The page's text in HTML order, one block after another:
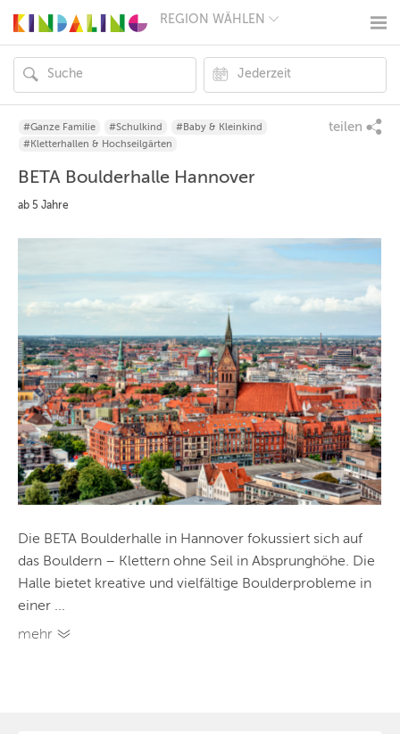
REGION WÄHLEN
MÜNCHEN
HAMBURG
FRANKFURT
KÖLN
DÜSSELDORF
STUTTGART
HANNOVER
ANDERE
#Ganze Familie #Schulkind
#Baby & Kleinkind
#Kletterhallen & Hochseilgärten
teilen
BETA Boulderhalle Hannover
ab 5 Jahre
Die BETA Boulderhalle in Hannover fokussiert sich auf
das Bouldern – Klettern ohne Seil in Absprunghöhe. Die
Halle bietet kreative und vielfältige Boulderprobleme in
einer ...
mehr